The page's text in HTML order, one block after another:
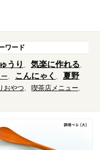
ワード
うり 気楽に作れる
こんにゃく
夏野
おやつ
喫茶店メニュー